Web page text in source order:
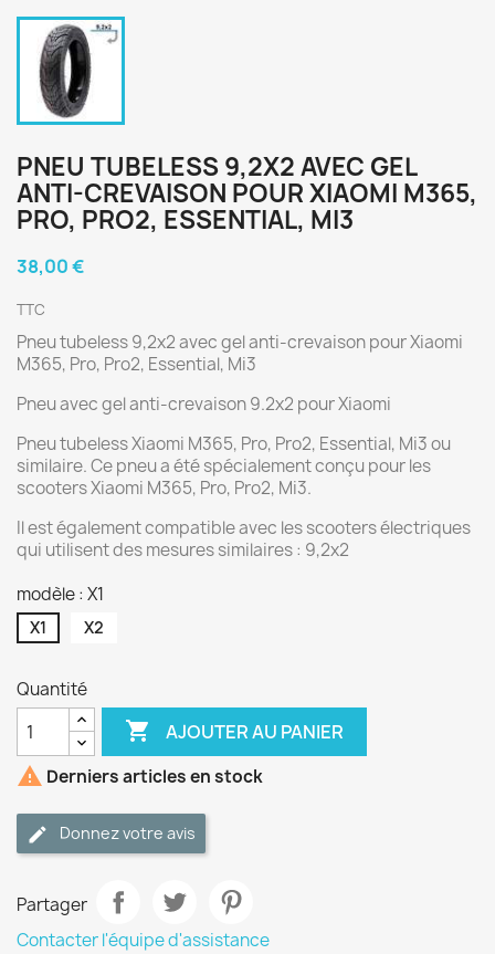
PNEU TUBELESS 9,2X2 AVEC GEL
ANTI-CREVAISON POUR XIAOMI M365,
PRO, PRO2, ESSENTIAL, MI3
38,00 €
TTC
Pneu tubeless 9,2x2 avec gel anti-crevaison pour Xiaomi
M365, Pro, Pro2, Essential, Mi3
Pneu avec gel anti-crevaison 9.2x2 pour Xiaomi
Pneu tubeless Xiaomi M365, Pro, Pro2, Essential, Mi3 ou
similaire. Ce pneu a été spécialement conçu pour les
scooters Xiaomi M365, Pro, Pro2, Mi3.
Il est également compatible avec les scooters électriques
qui utilisent des mesures similaires : 9,2x2
modèle : X1
X1 X2
Quantité
 AJOUTER AU PANIER
 Derniers articles en stock
Donnez votre avis
Partager
Contacter l'équipe d'assistance